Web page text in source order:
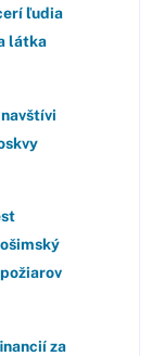
ľudia
látka
za